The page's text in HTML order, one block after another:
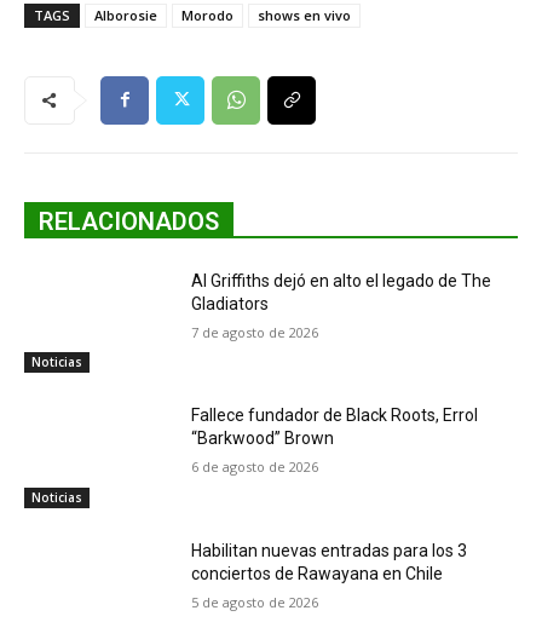
TAGS Alborosie Morodo shows en vivo
RELACIONADOS
Noticias
Al Griffiths dejó en alto el legado de The
Gladiators
7 de agosto de 2026
Noticias
Fallece fundador de Black Roots, Errol
“Barkwood” Brown
6 de agosto de 2026
Habilitan nuevas entradas para los 3
conciertos de Rawayana en Chile
5 de agosto de 2026